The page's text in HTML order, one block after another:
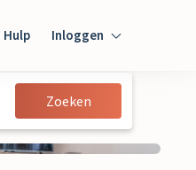
Hulp Inloggen
Inloggen
Gast
Zoeken